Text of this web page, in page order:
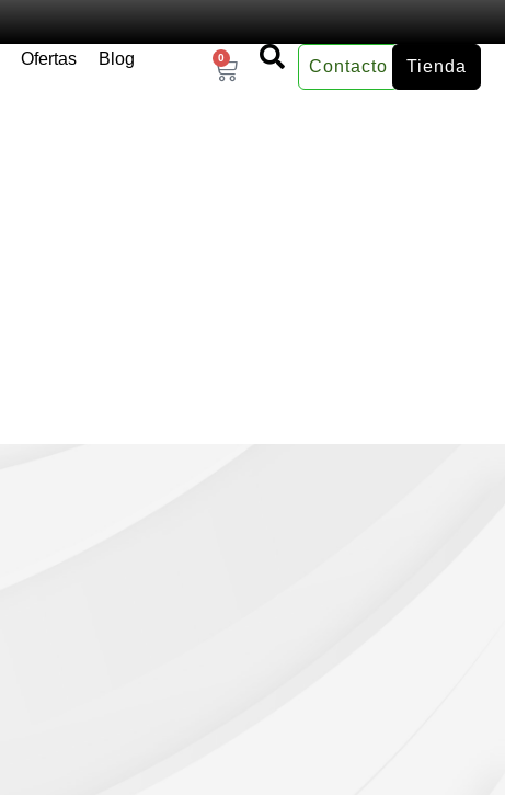
Ofertas Blog 0 Contacto Tienda